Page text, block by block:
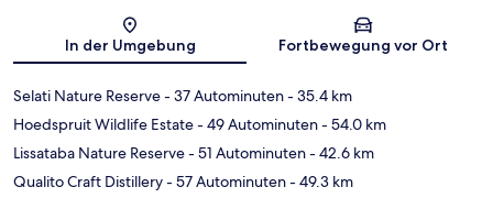
In der Umgebung Fortbewegung vor Ort
Selati Nature Reserve- 37 Autominuten- 35.4 km
Hoedspruit Wildlife Estate- 49 Autominuten- 54.0 km
Lissataba Nature Reserve- 51 Autominuten- 42.6 km
Qualito Craft Distillery- 57 Autominuten- 49.3 km